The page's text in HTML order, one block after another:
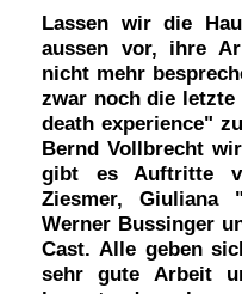
Lassen wir die
aussen vor, ihre
nicht mehr
zwar noch die letzte
death experience"
Bernd Vollbrecht
gibt es Auftritte
Ziesmer, Giuliana
Werner Bussinger
Cast. Alle geben
sehr gute Arbeit